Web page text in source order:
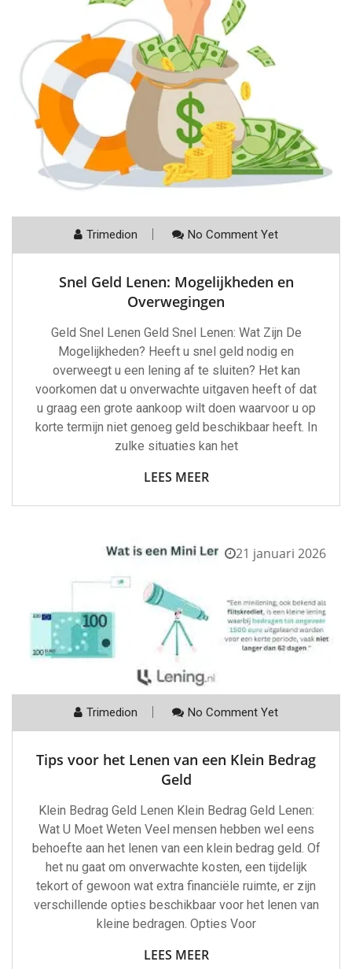
Trimedion No Comment Yet
Snel Geld Lenen: Mogelijkheden en
Overwegingen
Geld Snel Lenen Geld Snel Lenen: Wat Zijn De
Mogelijkheden? Heeft u snel geld nodig en
overweegt u een lening af te sluiten? Het kan
voorkomen dat u onverwachte uitgaven heeft of dat
u graag een grote aankoop wilt doen waarvoor u op
korte termijn niet genoeg geld beschikbaar heeft. In
zulke situaties kan het
LEES MEER
21 januari 2026
Trimedion No Comment Yet
Tips voor het Lenen van een Klein Bedrag
Geld
Klein Bedrag Geld Lenen Klein Bedrag Geld Lenen:
Wat U Moet Weten Veel mensen hebben wel eens
behoefte aan het lenen van een klein bedrag geld. Of
het nu gaat om onverwachte kosten, een tijdelijk
tekort of gewoon wat extra financiële ruimte, er zijn
verschillende opties beschikbaar voor het lenen van
kleine bedragen. Opties Voor
LEES MEER